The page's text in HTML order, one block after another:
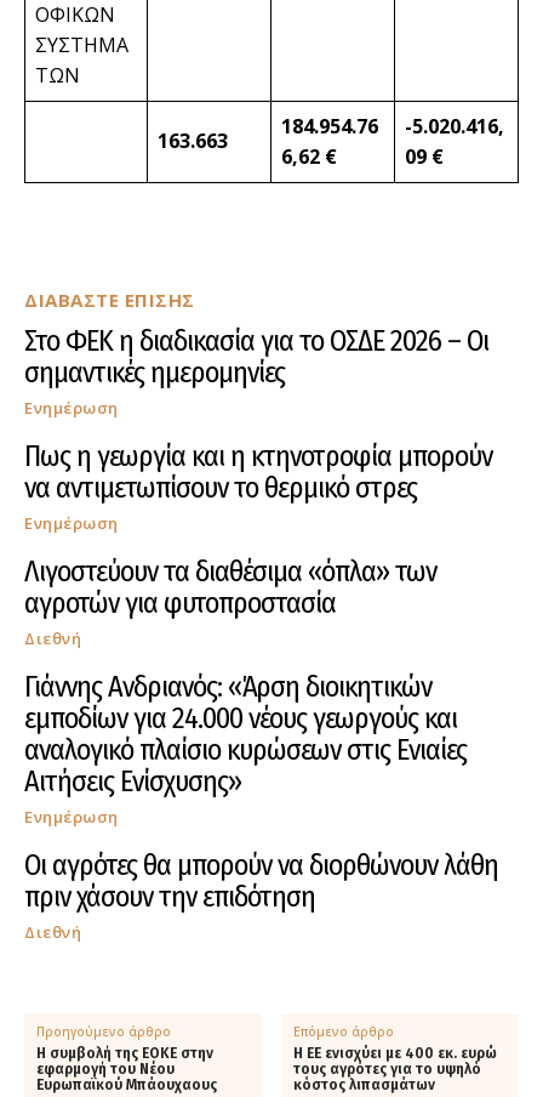
ΔΙΑΒΑΣΤΕ ΕΠΙΣΗΣ
Στο ΦΕΚ η διαδικασία για το ΟΣΔΕ 2026 – Οι
σημαντικές ημερομηνίες
Ενημέρωση
Πως η γεωργία και η κτηνοτροφία μπορούν
να αντιμετωπίσουν το θερμικό στρες
Ενημέρωση
Λιγοστεύουν τα διαθέσιμα «όπλα» των
αγροτών για φυτοπροστασία
Διεθνή
Γιάννης Ανδριανός: «Άρση διοικητικών
εμποδίων για 24.000 νέους γεωργούς και
αναλογικό πλαίσιο κυρώσεων στις Ενιαίες
Αιτήσεις Ενίσχυσης»
Ενημέρωση
Οι αγρότες θα μπορούν να διορθώνουν λάθη
πριν χάσουν την επιδότηση
Διεθνή
ΟΦΙΚΩΝ
ΣΥΣΤΗΜΑ
ΤΩΝ
163.663
184.954.76
6,62 €
-5.020.416,
09 €
Προηγούμενο άρθρο
Η συμβολή της ΕΟΚΕ στην
εφαρμογή του Νέου
Ευρωπαϊκού Μπάουχαους
Επόμενο άρθρο
Η ΕΕ ενισχύει με 400 εκ. ευρώ
τους αγρότες για το υψηλό
κόστος λιπασμάτων